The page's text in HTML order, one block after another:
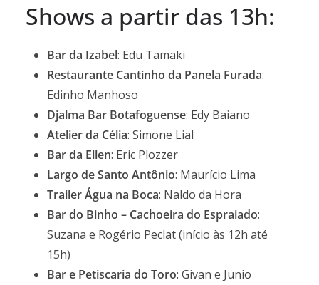
Shows a partir das 13h:
Bar da Izabel: Edu Tamaki
Restaurante Cantinho da Panela Furada:
Edinho Manhoso
Djalma Bar Botafoguense: Edy Baiano
Atelier da Célia: Simone Lial
Bar da Ellen: Eric Plozzer
Largo de Santo Antônio: Maurício Lima
Trailer Água na Boca: Naldo da Hora
Bar do Binho – Cachoeira do Espraiado:
Suzana e Rogério Peclat (início às 12h até
15h)
Bar e Petiscaria do Toro: Givan e Junio